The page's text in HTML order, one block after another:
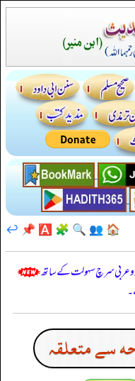
🏠
👥
🔍
🧩
🅰️
📌
↩️
عربی سرچ سہولت کے ساتھ
سے متعلقہ